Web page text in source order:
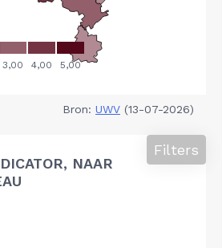
Bron: UWV (13-07-2026)
NAAR
Filters